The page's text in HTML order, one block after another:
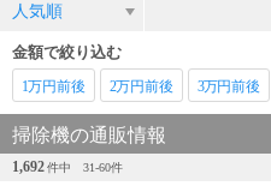
人気順
金額で絞り込む
1万円前後 2万円前後 3万円前後
掃除機の通販情報
1,692件中 31-60件